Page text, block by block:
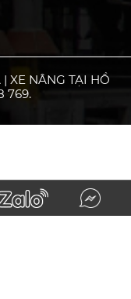
XE NÂNG TẠI HỒ
769.